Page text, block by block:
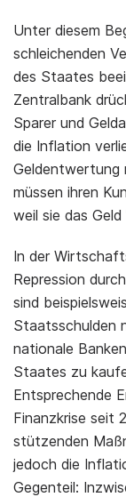
Unter diesem
schleichenden
des Staates
Zentralbank
Sparer und
die Inflation
Geldentwertung
müssen ihren
weil sie das
In der
Repression
sind
Staatsschulden
nationale
Staates zu
Entsprechende
Finanzkrise seit
stützenden
jedoch die
Gegenteil: